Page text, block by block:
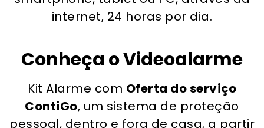
internet, 24 horas por dia.
Conheça o Videoalarme
Kit Alarme com Oferta do serviço
ContiGo, um sistema de proteção
pessoal, dentro e fora de casa, a partir